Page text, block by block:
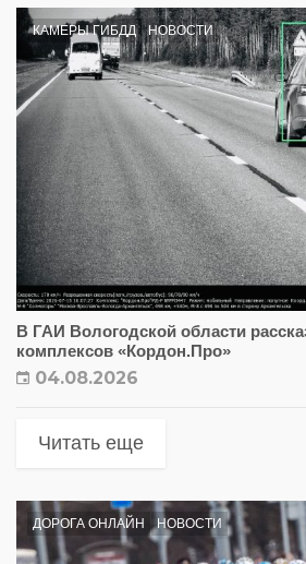
КАМЕРЫ ГИБДД НОВОСТИ
В ГАИ Вологодской области
комплексов «Кордон.Про»
04.08.2026
Читать еще
ДОРОГА ОНЛАЙН НОВОСТИ